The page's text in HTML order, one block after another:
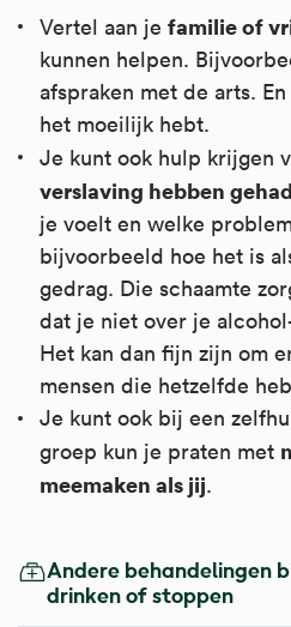
Vertel aan je familie of
kunnen helpen.
afspraken met de arts.
het moeilijk hebt.
Je kunt ook hulp krijgen
verslaving hebben gehad
je voelt en welke
bijvoorbeeld hoe het is
gedrag. Die schaamte
dat je niet over je
Het kan dan fijn zijn om
mensen die hetzelfde
Je kunt ook bij een
groep kun je praten met
meemaken als jij.
Andere behandelingen
drinken of stoppen